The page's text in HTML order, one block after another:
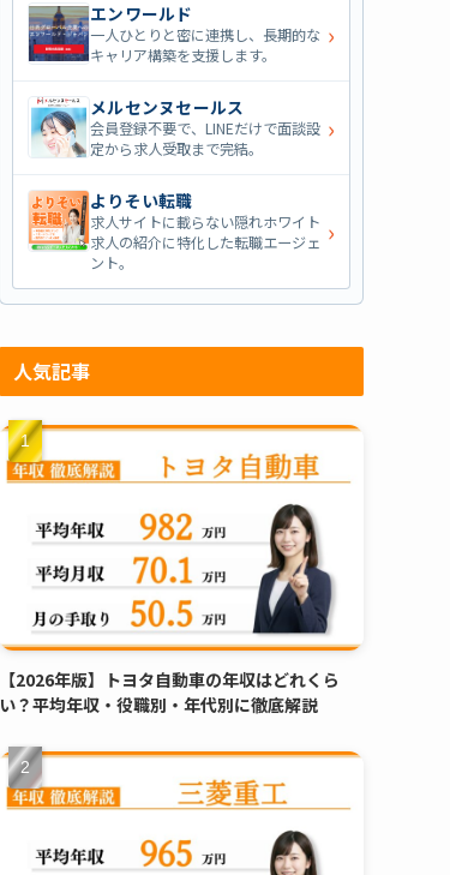
エンワールド
一人ひとりと密に連携し、長期的な
キャリア構築を支援します。
›
メルセンヌセールス
会員登録不要で、LINEだけで面談設
定から求人受取まで完結。
›
よりそい転職
求人サイトに載らない隠れホワイト
求人の紹介に特化した転職エージェ
ント。
›
人気記事
【2026年版】トヨタ自動車の年収はどれくら
い？平均年収・役職別・年代別に徹底解説